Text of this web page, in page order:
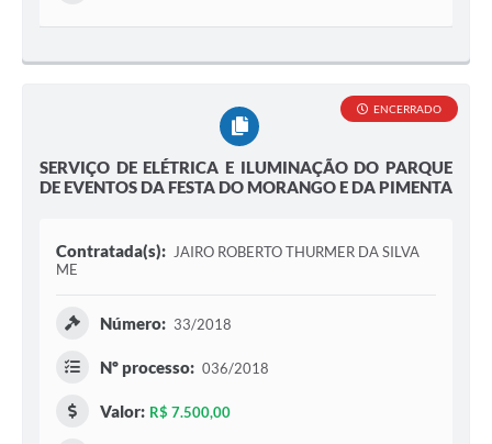
SERVIÇO DE ELÉTRICA E ILUMINAÇÃO DO PARQUE
DE EVENTOS DA FESTA DO MORANGO E DA PIMENTA
ENCERRADO
Contratada(s): JAIRO ROBERTO THURMER DA SILVA
ME
Número: 33/2018
Nº processo: 036/2018
Valor: R$ 7.500,00